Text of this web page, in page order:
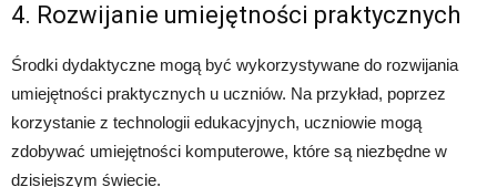
4. Rozwijanie umiejętności praktycznych
Środki dydaktyczne mogą być wykorzystywane do rozwijania
umiejętności praktycznych u uczniów. Na przykład, poprzez
korzystanie z technologii edukacyjnych, uczniowie mogą
zdobywać umiejętności komputerowe, które są niezbędne w
dzisiejszym świecie.